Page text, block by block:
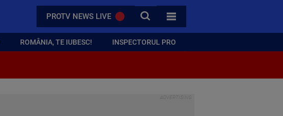
PROTV NEWS LIVE CAUTA
TOATE CATEGORIILE
ROMÂNIA, TE IUBESC! INSPECTORUL PRO